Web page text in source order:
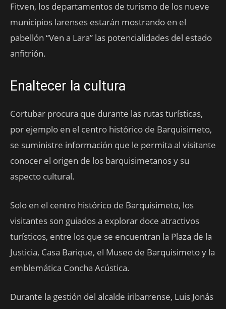
Fitven, los departamentos de turismo de los nueve
municipios larenses estarán mostrando en el
pabellón “Ven a Lara” las potencialidades del estado
anfitrión.
Enaltecer la cultura
Cortubar procura que durante las rutas turísticas,
por ejemplo en el centro histórico de Barquisimeto,
se suministre información que le permita al visitante
conocer el origen de los barquisimetanos y su
aspecto cultural.
Solo en el centro histórico de Barquisimeto, los
visitantes son guiados a explorar doce atractivos
turísticos, entre los que se encuentran la Plaza de la
Justicia, Casa Barique, el Museo de Barquisimeto y la
emblemática Concha Acústica.
Durante la gestión del alcalde iribarrense, Luis Jonás